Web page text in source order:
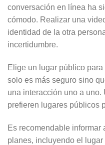
conversación en línea ha
cómodo. Realizar una
identidad de la otra
incertidumbre.
Elige un lugar público
solo es más seguro sino
una interacción uno a
prefieren lugares públicos
Es recomendable informar
planes, incluyendo el